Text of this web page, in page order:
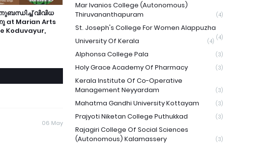
വിവിധ
at Marian Arts
Koduvayur,
06 May
Mar Ivanios College (Autonomous)
Thiruvananthapuram
(4)
St. Joseph's College For Women Alappuzha
(4)
University Of Kerala (4)
Alphonsa College Pala (3)
Holy Grace Academy Of Pharmacy (3)
Kerala Institute Of Co-Operative
Management Neyyardam
(3)
Mahatma Gandhi University Kottayam (3)
Prajyoti Niketan College Puthukkad (3)
Rajagiri College Of Social Sciences
(Autonomous) Kalamassery
(3)